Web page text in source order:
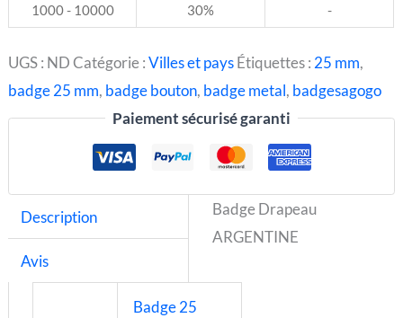
1000 - 10000 30% -
UGS : NDCatégorie :Villes et paysÉtiquettes : 25 mm,
badge 25 mm, badge bouton, badge metal, badgesagogo
Paiement sécurisé garanti
Description
Avis
Badge Drapeau
ARGENTINE
Badge 25